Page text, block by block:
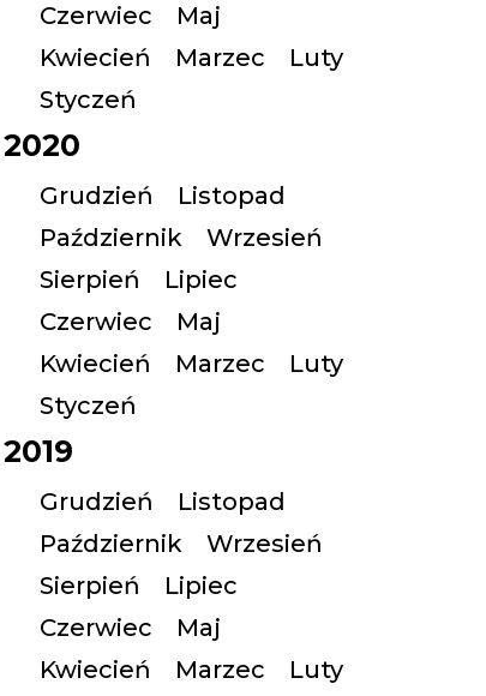
Czerwiec
Maj
Kwiecień
Marzec
Luty
Styczeń
2020
Grudzień
Listopad
Październik
Wrzesień
Sierpień
Lipiec
Czerwiec
Maj
Kwiecień
Marzec
Luty
Styczeń
2019
Grudzień
Listopad
Październik
Wrzesień
Sierpień
Lipiec
Czerwiec
Maj
Kwiecień
Marzec
Luty